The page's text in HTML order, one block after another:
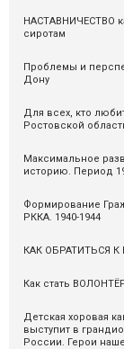
НАСТАВНИЧЕСТВО
сиротам
Проблемы и
Дону
Для всех, кто
Ростовской
Максимальное
историю. Период
Формирование
РККА. 1940-1944
КАК ОБРАТИТЬСЯ К
Как стать
Детская хоровая
выступит в
России. Герои